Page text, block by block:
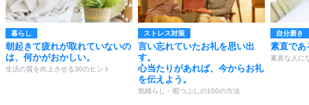
暮らし
朝起きて疲れが取れていないの
は、何かがおかしい。
生活の質を向上させる30のヒント
ストレス対策
言い忘れていたお礼を思い出
す。
心当たりがあれば、今からお礼
を伝えよう。
気晴らし・暇つぶしの100の方法
自分磨き
素直であ
素直な人に